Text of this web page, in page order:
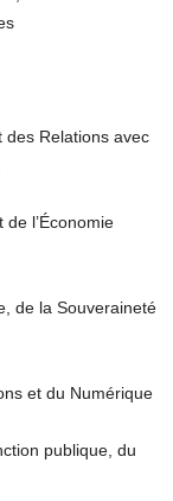
Relations avec
l’Économie
de la Souveraineté
et du Numérique
publique, du